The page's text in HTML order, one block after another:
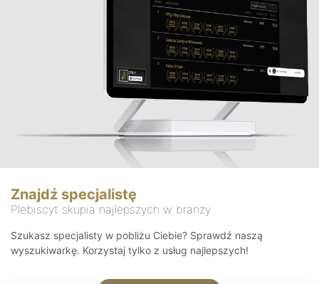
Znajdź specjalistę
Plebiscyt skupia najlepszych w branży
Szukasz specjalisty w pobliżu Ciebie? Sprawdź naszą
wyszukiwarkę. Korzystaj tylko z usług najlepszych!